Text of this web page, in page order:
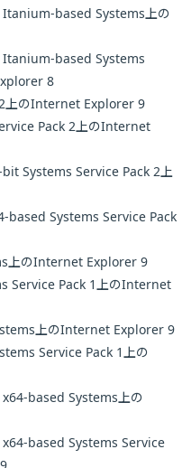
based Systems上の
based Systems
8
上のInternet Explorer 9
Pack 2上のInternet
Systems Service Pack 2上
Systems Service Pack
上のInternet Explorer 9
Service Pack 1上のInternet
上のInternet Explorer 9
Service Pack 1上の
based Systems上の
based Systems Service